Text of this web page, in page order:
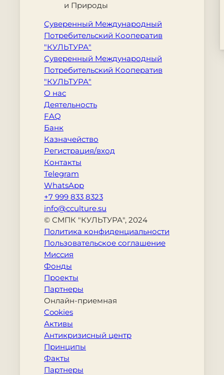
и Природы
Суверенный Международный
Потребительский Кооператив
"КУЛЬТУРА"
Суверенный Международный
Потребительский Кооператив
"КУЛЬТУРА"
О нас
Деятельность
FAQ
Банк
Казначейство
Регистрация/вход
Контакты
Telegram
WhatsApp
+7 999 833 8323
info@cculture.su
© СМПК "КУЛЬТУРА", 2024
Политика конфиденциальности
Пользовательское соглашение
Миссия
Фонды
Проекты
Партнеры
Онлайн-приемная
Cookies
Активы
Антикризисный центр
Принципы
Факты
Партнеры